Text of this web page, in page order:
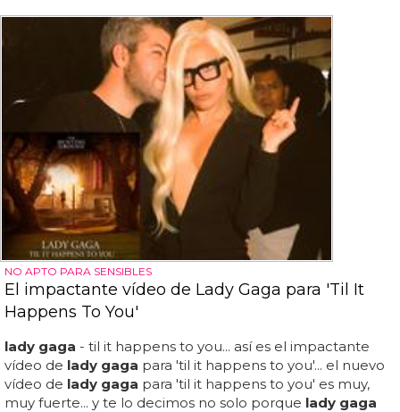
NO APTO PARA SENSIBLES
El impactante vídeo de Lady Gaga para 'Til It
Happens To You'
lady gaga - til it happens to you... así es el impactante
vídeo de lady gaga para 'til it happens to you'... el nuevo
vídeo de lady gaga para 'til it happens to you' es muy,
muy fuerte... y te lo decimos no solo porque lady gaga